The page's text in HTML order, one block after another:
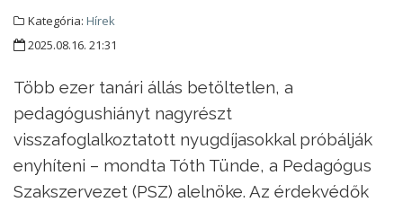
Kategória: Hírek
2025.08.16. 21:31
Több ezer tanári állás betöltetlen, a
pedagógushiányt nagyrészt
visszafoglalkoztatott nyugdíjasokkal próbálják
enyhíteni – mondta Tóth Tünde, a Pedagógus
Szakszervezet (PSZ) alelnöke. Az érdekvédők